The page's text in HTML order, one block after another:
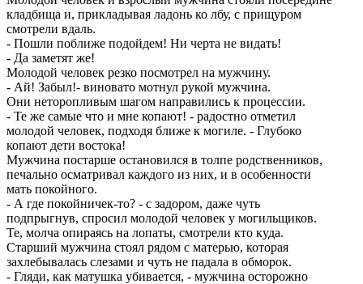
кладбища и, прикладывая ладонь ко лбу, с прищуром
смотрели вдаль.
- Пошли поближе подойдем! Ни черта не видать!
- Да заметят же!
Молодой человек резко посмотрел на мужчину.
- Ай! Забыл!- виновато мотнул рукой мужчина.
Они неторопливым шагом направились к процессии.
- Те же самые что и мне копают! - радостно отметил
молодой человек, подходя ближе к могиле. - Глубоко
копают дети востока!
Мужчина постарше остановился в толпе родственников,
печально осматривал каждого из них, и в особенности
мать покойного.
- А где покойничек-то? - с задором, даже чуть
подпрыгнув, спросил молодой человек у могильщиков.
Те, молча опираясь на лопаты, смотрели кто куда.
Старший мужчина стоял рядом с матерью, которая
захлебывалась слезами и чуть не падала в обморок.
- Гляди, как матушка убивается, - мужчина осторожно